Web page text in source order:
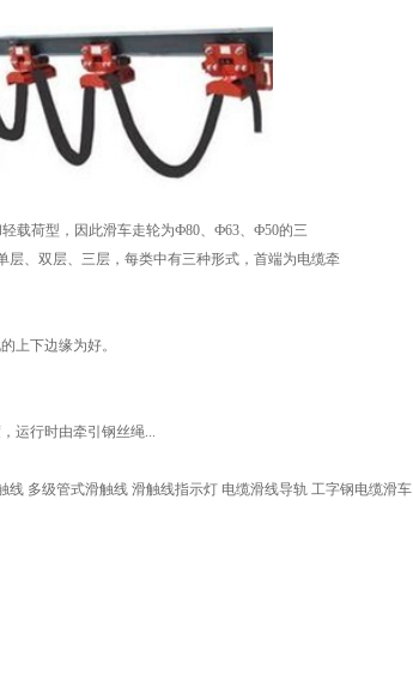
载荷型，因此滑车走轮为Ф80、Ф63、Ф50的三
、双层、三层，每类中有三种形式，首端为电缆牵
上下边缘为好。
运行时由牵引钢丝绳...
多级管式滑触线 滑触线指示灯 电缆滑线导轨 工字钢电缆滑车